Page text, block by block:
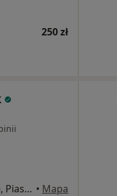
250 zł
ul. M. Reja 1 (Przychodna Piastun), Piastów • Mapa